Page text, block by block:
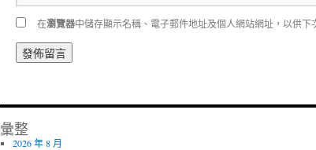
在瀏覽器中儲存顯示名稱、電子郵件地址及個人網站網址，以供下
彙整
2026 年 8 月